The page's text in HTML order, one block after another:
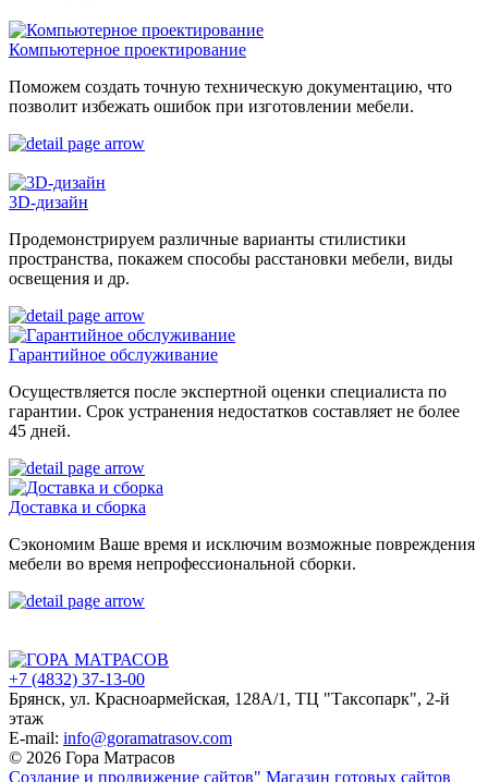
Компьютерное проектирование
Поможем создать точную техническую документацию, что
позволит избежать ошибок при изготовлении мебели.
3D-дизайн
Продемонстрируем различные варианты стилистики
пространства, покажем способы расстановки мебели, виды
освещения и др.
Гарантийное обслуживание
Осуществляется после экспертной оценки специалиста по
гарантии. Срок устранения недостатков составляет не более
45 дней.
Доставка и сборка
Сэкономим Ваше время и исключим возможные повреждения
мебели во время непрофессиональной сборки.
+7 (4832) 37-13-00
Брянск, ул. Красноармейская, 128А/1, ТЦ "Таксопарк", 2-й
этаж
E-mail: info@goramatrasov.com
© 2026 Гора Матрасов
Создание и продвижение сайтов" Магазин готовых сайтов